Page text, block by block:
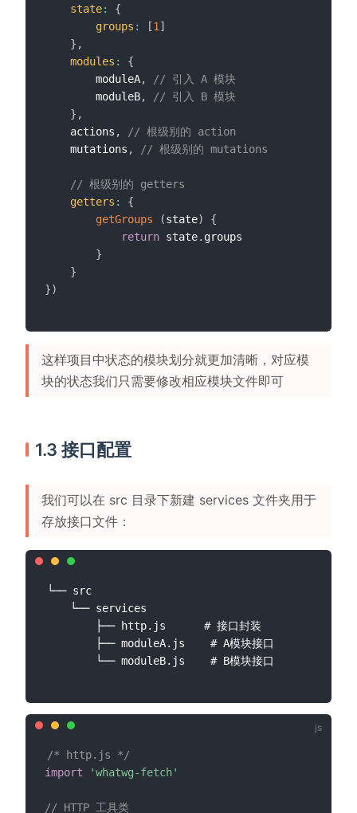
state:
{
groups : [1]
} ,
modules :
{
        moduleA
,
// 引入 A 模块
        moduleB
,
// 引入 B 模块
} ,
    actions
,
// 根级别的 action
    mutations
, // 根级别的 mutations
// 根级别的 getters
getters :
{
getGroups
(state)
{
return state. groups
}
}
})
这样项目中状态的模块划分就更加清晰，对应模
块的状态我们只需要修改相应模块文件即可
1.3 接口配置
我们可以在 src 目录下新建 services 文件夹用于
存放接口文件：
└── src
    └── services
        ├── http.js      # 接口封装
        ├── moduleA.js    # A模块接口
/* http.js */
import
'whatwg-fetch'
// HTTP 工具类